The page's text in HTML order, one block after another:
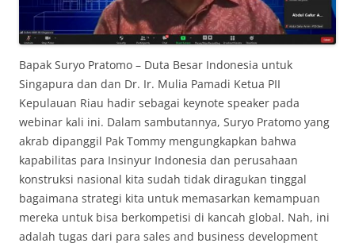
Bapak Suryo Pratomo – Duta Besar Indonesia untuk
Singapura dan dan Dr. Ir. Mulia Pamadi Ketua PII
Kepulauan Riau hadir sebagai keynote speaker pada
webinar kali ini. Dalam sambutannya, Suryo Pratomo yang
akrab dipanggil Pak Tommy mengungkapkan bahwa
kapabilitas para Insinyur Indonesia dan perusahaan
konstruksi nasional kita sudah tidak diragukan tinggal
bagaimana strategi kita untuk memasarkan kemampuan
mereka untuk bisa berkompetisi di kancah global. Nah, ini
adalah tugas dari para sales and business development